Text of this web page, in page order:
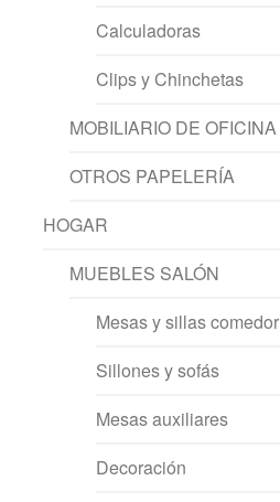
Calculadoras
Clips y Chinchetas
MOBILIARIO DE OFICINA
OTROS PAPELERÍA
HOGAR
MUEBLES SALÓN
Mesas y sillas comedor
Sillones y sofás
Mesas auxiliares
Decoración